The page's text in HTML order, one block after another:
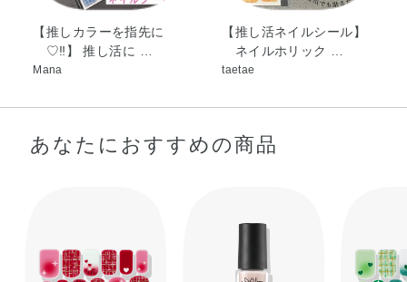
③シールの先端が丸いほうを甘皮の内側に合わせて貼り、先端側に
向かって空気を抜きながら密着させます。
④爪先に巻き付けるようにシールを折り曲げます。
⑤付属のファイル（やすり）を上から下へ一方向にスライドさせ、
【推しカラーを指先に
♡‼︎】 推し活に …
Mana
【推し活ネイルシール】
ネイルホリック …
taetae
あなたにおすすめの商品